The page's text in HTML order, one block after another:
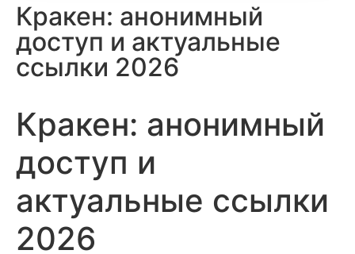
Кракен: анонимный
доступ и актуальные
ссылки 2026
Кракен: анонимный
доступ и
актуальные ссылки
2026